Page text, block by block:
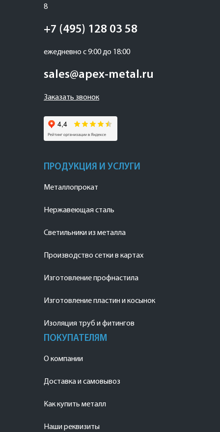
8
+7 (495) 128 03 58
ежедневно с 9:00 до 18:00
sales@apex-metal.ru
Заказать звонок
ПРОДУКЦИЯ И УСЛУГИ
Металлопрокат
Нержавеющая сталь
Светильники из металла
Производство сетки в картах
Изготовление профнастила
Изготовление пластин и косынок
Изоляция труб и фитингов
ПОКУПАТЕЛЯМ
О компании
Доставка и самовывоз
Как купить металл
Наши реквизиты